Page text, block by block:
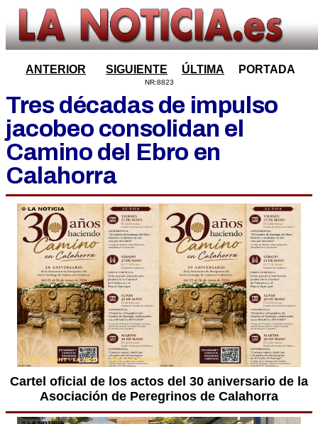
ANTERIOR SIGUIENTE ÚLTIMA PORTADA
NR:8823
Tres décadas de impulso
jacobeo consolidan el
Camino del Ebro en
Calahorra
Cartel oficial de los actos del 30 aniversario de la
Asociación de Peregrinos de Calahorra